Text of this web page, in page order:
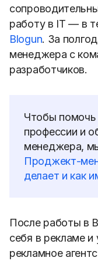
работу в IT — в
Blogun. За
менеджера с
разработчиков.
Чтобы помочь
профессии и
менеджера,
Проджект-
делает и как
После работы в
себя в рекламе
рекламное